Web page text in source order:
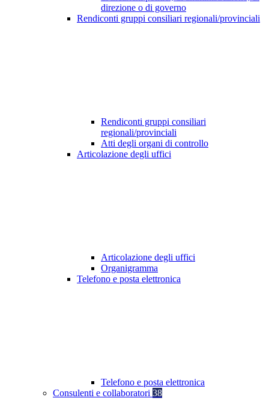
direzione o di governo
Rendiconti gruppi consiliari regionali/provinciali
Rendiconti gruppi consiliari
regionali/provinciali
Atti degli organi di controllo
Articolazione degli uffici
Articolazione degli uffici
Organigramma
Telefono e posta elettronica
Telefono e posta elettronica
Consulenti e collaboratori 38